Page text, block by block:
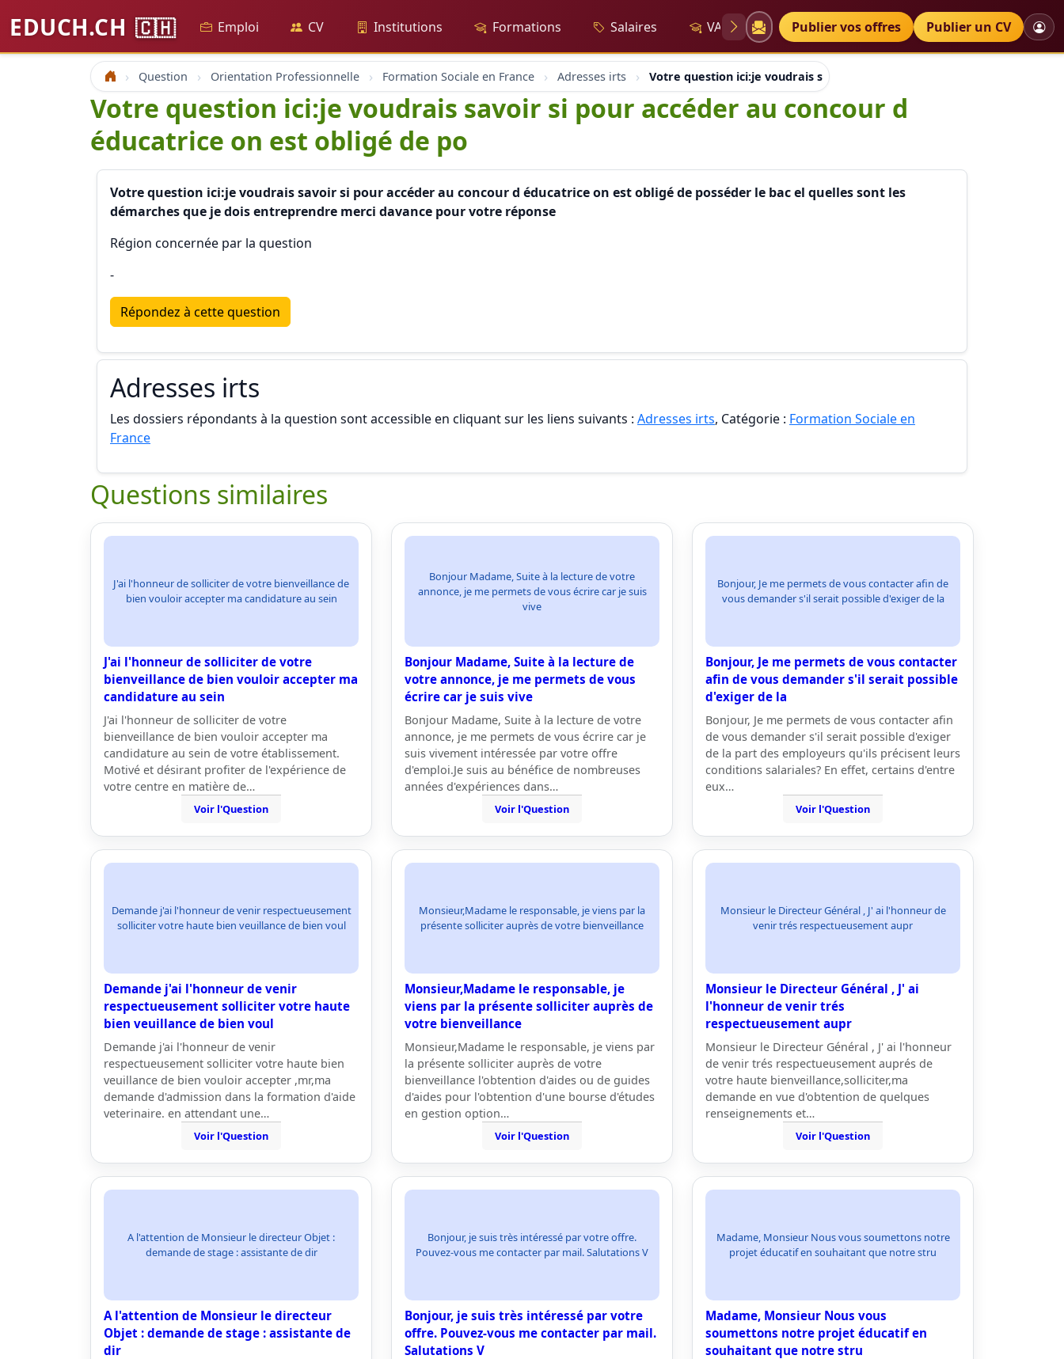
EDUCH.CH 🇨🇭 Emploi CV Institutions Formations Salaires VAE Diplômes Petites annonces
Publier vos offres Publier un CV
Accueil Question Orientation Professionnelle Formation Sociale en France Adresses irts Votre question ici:je voudrais savoir si pour accéder au concour d
Votre question ici:je voudrais savoir si pour accéder au concour d
éducatrice on est obligé de po
Votre question ici:je voudrais savoir si pour accéder au concour d éducatrice on est obligé de posséder le bac el quelles sont les
démarches que je dois entreprendre merci davance pour votre réponse
Région concernée par la question
-
Répondez à cette question
Adresses irts
Les dossiers répondants à la question sont accessible en cliquant sur les liens suivants : Adresses irts, Catégorie : Formation Sociale en
France
Questions similaires
J'ai l'honneur de solliciter de votre bienveillance de
bien vouloir accepter ma candidature au sein
J'ai l'honneur de solliciter de votre
bienveillance de bien vouloir accepter ma
candidature au sein
J'ai l'honneur de solliciter de votre
bienveillance de bien vouloir accepter ma
candidature au sein de votre établissement.
Motivé et désirant profiter de l'expérience de
votre centre en matière de…
Voir l'Question
Bonjour Madame, Suite à la lecture de votre
annonce, je me permets de vous écrire car je suis
vive
Bonjour Madame, Suite à la lecture de
votre annonce, je me permets de vous
écrire car je suis vive
Bonjour Madame, Suite à la lecture de votre
annonce, je me permets de vous écrire car je
suis vivement intéressée par votre offre
d'emploi.Je suis au bénéfice de nombreuses
années d'expériences dans…
Voir l'Question
Bonjour, Je me permets de vous contacter afin de
vous demander s'il serait possible d'exiger de la
Bonjour, Je me permets de vous contacter
afin de vous demander s'il serait possible
d'exiger de la
Bonjour, Je me permets de vous contacter afin
de vous demander s'il serait possible d'exiger
de la part des employeurs qu'ils précisent leurs
conditions salariales? En effet, certains d'entre
eux…
Voir l'Question
Demande j'ai l'honneur de venir respectueusement
solliciter votre haute bien veuillance de bien voul
Demande j'ai l'honneur de venir
respectueusement solliciter votre haute
bien veuillance de bien voul
Demande j'ai l'honneur de venir
respectueusement solliciter votre haute bien
veuillance de bien vouloir accepter ,mr,ma
demande d'admission dans la formation d'aide
veterinaire. en attendant une…
Voir l'Question
Monsieur,Madame le responsable, je viens par la
présente solliciter auprès de votre bienveillance
Monsieur,Madame le responsable, je
viens par la présente solliciter auprès de
votre bienveillance
Monsieur,Madame le responsable, je viens par
la présente solliciter auprès de votre
bienveillance l'obtention d'aides ou de guides
d'aides pour l'obtention d'une bourse d'études
en gestion option…
Voir l'Question
Monsieur le Directeur Général , J' ai l'honneur de
venir trés respectueusement aupr
Monsieur le Directeur Général , J' ai
l'honneur de venir trés
respectueusement aupr
Monsieur le Directeur Général , J' ai l'honneur
de venir trés respectueusement auprés de
votre haute bienveillance,solliciter,ma
demande en vue d'obtention de quelques
renseignements et…
Voir l'Question
A l'attention de Monsieur le directeur Objet :
demande de stage : assistante de dir
A l'attention de Monsieur le directeur
Objet : demande de stage : assistante de
dir
Bonjour, je suis très intéressé par votre offre.
Pouvez-vous me contacter par mail. Salutations V
Bonjour, je suis très intéressé par votre
offre. Pouvez-vous me contacter par mail.
Salutations V
Madame, Monsieur Nous vous soumettons notre
projet éducatif en souhaitant que notre stru
Madame, Monsieur Nous vous
soumettons notre projet éducatif en
souhaitant que notre stru